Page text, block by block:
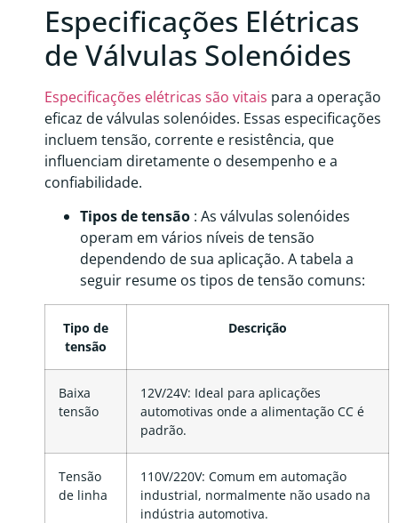
Especificações Elétricas
de Válvulas Solenóides
Especificações elétricas são vitais para a operação
eficaz de válvulas solenóides. Essas especificações
incluem tensão, corrente e resistência, que
influenciam diretamente o desempenho e a
confiabilidade.
Tipos de tensão : As válvulas solenóides
operam em vários níveis de tensão
dependendo de sua aplicação. A tabela a
seguir resume os tipos de tensão comuns:
Tipo de
tensão
Descrição
Baixa
tensão
12V/24V: Ideal para aplicações
automotivas onde a alimentação CC é
padrão.
Tensão
de linha
110V/220V: Comum em automação
industrial, normalmente não usado na
indústria automotiva.